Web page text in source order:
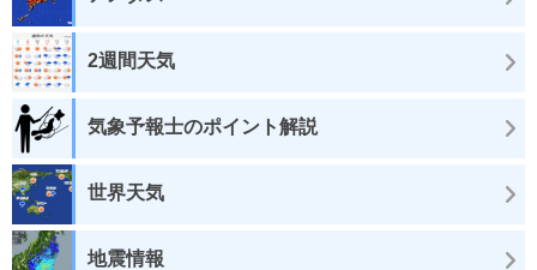
2週間天気
気象予報士のポイント解説
世界天気
地震情報